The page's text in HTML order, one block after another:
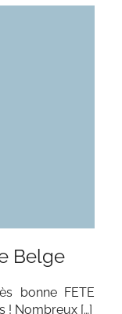
Belge
bonne FETE
! Nombreux […]